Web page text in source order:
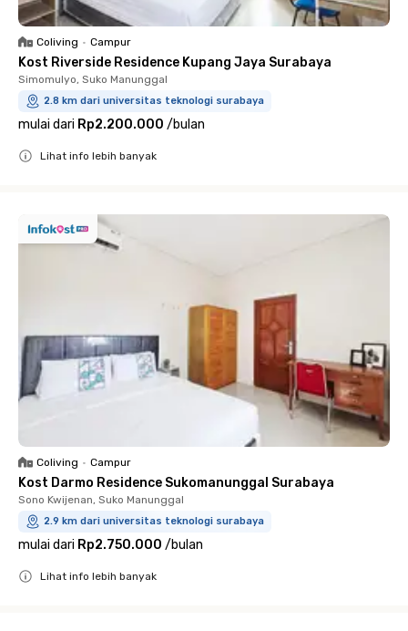
Coliving • Campur
Kost Riverside Residence Kupang Jaya Surabaya
Simomulyo, Suko Manunggal
2.8 km dari universitas teknologi surabaya
mulai dari Rp2.200.000 /bulan
Lihat info lebih banyak
Coliving • Campur
Kost Darmo Residence Sukomanunggal Surabaya
Sono Kwijenan, Suko Manunggal
2.9 km dari universitas teknologi surabaya
mulai dari Rp2.750.000 /bulan
Lihat info lebih banyak